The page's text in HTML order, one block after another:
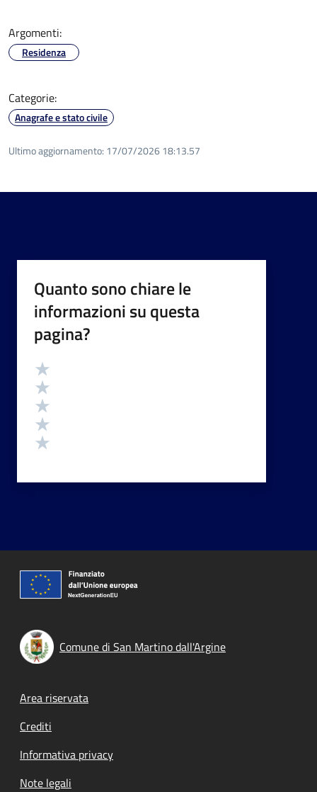
Argomenti:
Residenza
Categorie:
Anagrafe e stato civile
Ultimo aggiornamento: 17/07/2026 18:13.57
Quanto sono chiare le
informazioni su questa
pagina?
Valutazione
Comune di San Martino dall'Argine
Footer menu
Area riservata
Crediti
Informativa privacy
Note legali